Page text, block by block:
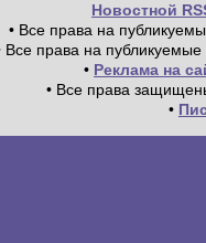
Новостной
• Все права на
Все права на
• Реклама на
• Все права
•